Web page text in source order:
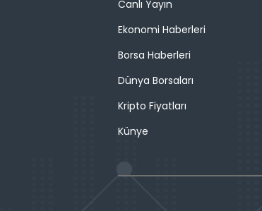
Canlı Yayın
Ekonomi Haberleri
Borsa Haberleri
Dünya Borsaları
Kripto Fiyatları
Künye